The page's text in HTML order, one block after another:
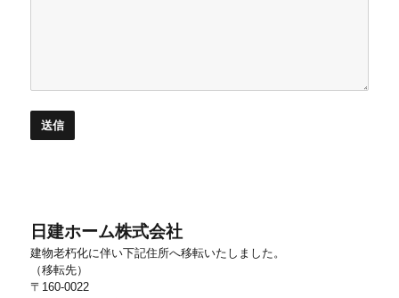
日建ホーム株式会社
建物老朽化に伴い下記住所へ移転いたしました。
（移転先）
〒160-0022